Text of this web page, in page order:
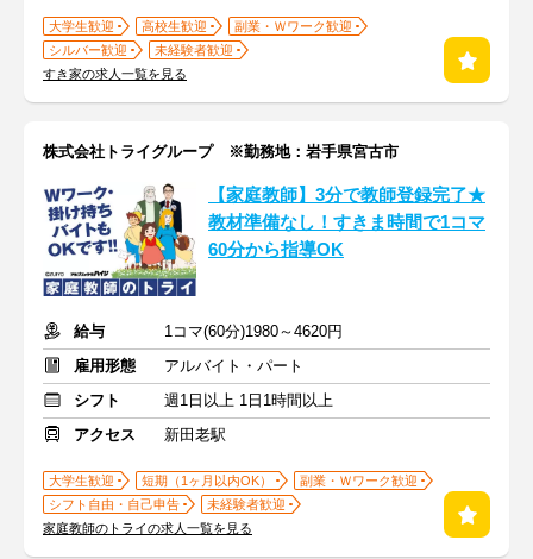
大学生歓迎 高校生歓迎
副業・Ｗワーク歓迎
シルバー歓迎
未経験者歓迎
すき家の求人一覧を見る
株式会社トライグループ ※勤務地：岩手県宮古市
【家庭教師】3分で教師登録完了★
教材準備なし！すきま時間で1コマ
60分から指導OK
給与
1コマ(60分)1980～4620円
雇用形態
アルバイト・パート
シフト
週1日以上 1日1時間以上
アクセス
新田老駅
大学生歓迎 短期（1ヶ月以内OK）
副業・Ｗワーク歓迎
シフト自由・自己申告
未経験者歓迎
家庭教師のトライの求人一覧を見る